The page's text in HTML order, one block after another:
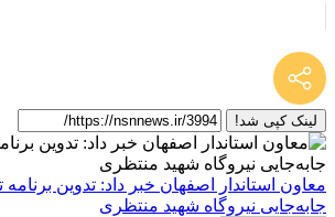
لینک کپی شد!
معاون استاندار اصفهان خبر داد: تدوین برنامه
جابه‌جایی نیروگاه شهید منتظری